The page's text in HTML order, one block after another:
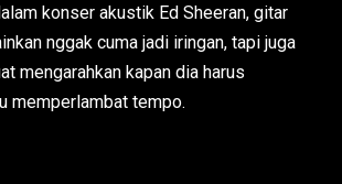
konser akustik Ed Sheeran, gitar
nggak cuma jadi iringan, tapi juga
mengarahkan kapan dia harus
memperlambat tempo.